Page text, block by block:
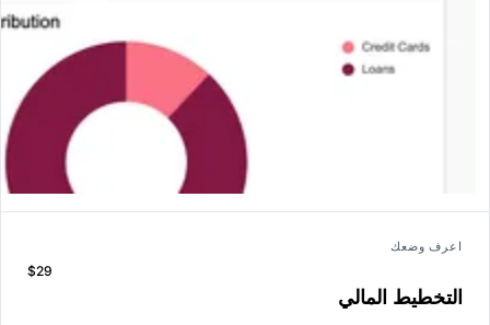
اعرف وضعك
التخطيط المالي
$29